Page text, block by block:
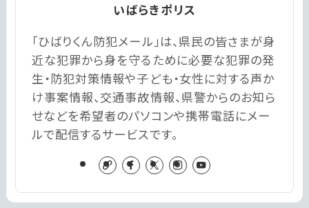
いばらきポリス
「ひばりくん防犯メール」は、県民の皆さまが身
近な犯罪から身を守るために必要な犯罪の発
生・防犯対策情報や子ども・女性に対する声か
け事案情報、交通事故情報、県警からのお知ら
せなどを希望者のパソコンや携帯電話にメー
ルで配信するサービスです。